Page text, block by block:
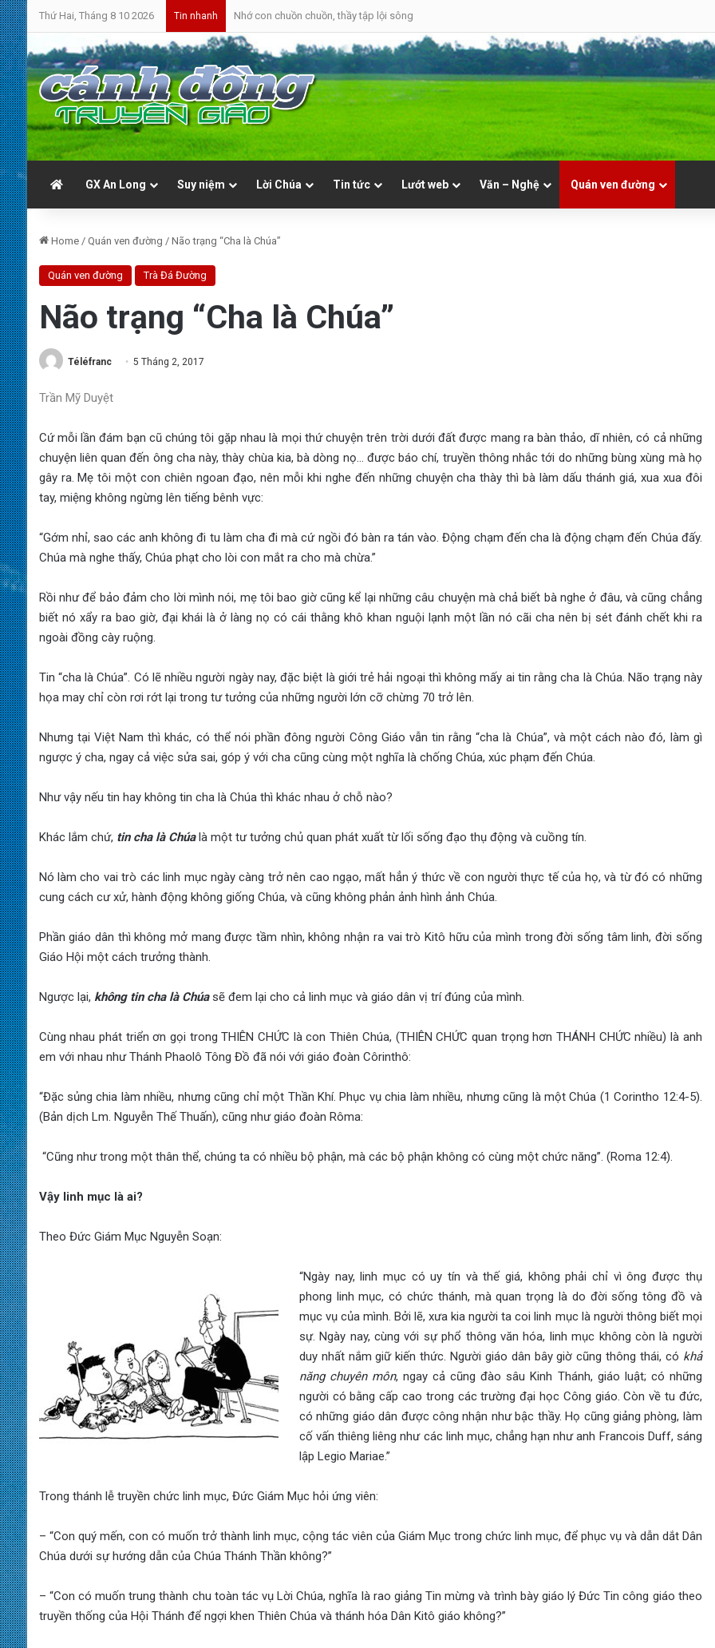
Thứ Hai, Tháng 8 10 2026 Tin nhanh Nhớ con chuồn chuồn, thầy tập lội sông
GX An Long Suy niệm Lời Chúa Tin tức Lướt web Văn – Nghệ Quán ven đường
Home / Quán ven đường / Não trạng “Cha là Chúa”
Quán ven đường Trà Đá Đường
Não trạng “Cha là Chúa”
Téléfranc 5 Tháng 2, 2017
Trần Mỹ Duyệt
Cứ mỗi lần đám bạn cũ chúng tôi gặp nhau là mọi thứ chuyện trên trời dưới đất được mang ra bàn thảo, dĩ nhiên, có cả những
chuyện liên quan đến ông cha này, thày chùa kia, bà dòng nọ… được báo chí, truyền thông nhắc tới do những bùng xùng mà họ
gây ra. Mẹ tôi một con chiên ngoan đạo, nên mỗi khi nghe đến những chuyện cha thày thì bà làm dấu thánh giá, xua xua đôi
tay, miệng không ngừng lên tiếng bênh vực:
“Gớm nhỉ, sao các anh không đi tu làm cha đi mà cứ ngồi đó bàn ra tán vào. Động chạm đến cha là động chạm đến Chúa đấy.
Chúa mà nghe thấy, Chúa phạt cho lòi con mắt ra cho mà chừa.”
Rồi như để bảo đảm cho lời mình nói, mẹ tôi bao giờ cũng kể lại những câu chuyện mà chả biết bà nghe ở đâu, và cũng chẳng
biết nó xẩy ra bao giờ, đại khái là ở làng nọ có cái thằng khô khan nguội lạnh một lần nó cãi cha nên bị sét đánh chết khi ra
ngoài đồng cày ruộng.
Tin “cha là Chúa”. Có lẽ nhiều người ngày nay, đặc biệt là giới trẻ hải ngoại thì không mấy ai tin rằng cha là Chúa. Não trạng này
họa may chỉ còn rơi rớt lại trong tư tưởng của những người lớn cỡ chừng 70 trở lên.
Nhưng tại Việt Nam thì khác, có thể nói phần đông người Công Giáo vẫn tin rằng “cha là Chúa”, và một cách nào đó, làm gì
ngược ý cha, ngay cả việc sửa sai, góp ý với cha cũng cùng một nghĩa là chống Chúa, xúc phạm đến Chúa.
Như vậy nếu tin hay không tin cha là Chúa thì khác nhau ở chỗ nào?
Khác lắm chứ, tin cha là Chúalà một tư tưởng chủ quan phát xuất từ lối sống đạo thụ động và cuồng tín.
Nó làm cho vai trò các linh mục ngày càng trở nên cao ngạo, mất hẳn ý thức về con người thực tế của họ, và từ đó có những
cung cách cư xử, hành động không giống Chúa, và cũng không phản ảnh hình ảnh Chúa.
Phần giáo dân thì không mở mang được tầm nhìn, không nhận ra vai trò Kitô hữu của mình trong đời sống tâm linh, đời sống
Giáo Hội một cách trưởng thành.
Ngược lại, không tin cha là Chúasẽ đem lại cho cả linh mục và giáo dân vị trí đúng của mình.
Cùng nhau phát triển ơn gọi trong THIÊN CHỨC là con Thiên Chúa, (THIÊN CHỨC quan trọng hơn THÁNH CHỨC nhiều) là anh
em với nhau như Thánh Phaolô Tông Đồ đã nói với giáo đoàn Côrinthô:
“Đặc sủng chia làm nhiều, nhưng cũng chỉ một Thần Khí. Phục vụ chia làm nhiều, nhưng cũng là một Chúa (1 Corintho 12:4-5).
(Bản dịch Lm. Nguyễn Thế Thuấn), cũng như giáo đoàn Rôma:
“Cũng như trong một thân thể, chúng ta có nhiều bộ phận, mà các bộ phận không có cùng một chức năng”. (Roma 12:4).
Vậy linh mục l à ai?
Theo Đức Giám Mục Nguyễn Soạn:
“Ngày nay, linh mục có uy tín và thế giá, không phải chỉ vì ông được thụ
phong linh mục, có chức thánh, mà quan trọng là do đời sống tông đồ và
mục vụ của mình. Bởi lẽ, xưa kia người ta coi linh mục là người thông biết mọi
sự. Ngày nay, cùng với sự phổ thông văn hóa, linh mục không còn là người
duy nhất nắm giữ kiến thức. Người giáo dân bây giờ cũng thông thái, có khả
năng chuyên môn, ngay cả cũng đào sâu Kinh Thánh, giáo luật; có những
người có bằng cấp cao trong các trường đại học Công giáo. Còn về tu đức,
có những giáo dân được công nhận như bậc thầy. Họ cũng giảng phòng, làm
cố vấn thiêng liêng như các linh mục, chẳng hạn như anh Francois Duff, sáng
lập Legio Mariae.”
Trong thánh lễ truyền chức linh mục, Đức Giám Mục hỏi ứng viên:
– “Con quý mến, con có muốn trở thành linh mục, cộng tác viên của Giám Mục trong chức linh mục, để phục vụ và dẫn dắt Dân
Chúa dưới sự hướng dẫn của Chúa Thánh Thần không?”
– “Con có muốn trung thành chu toàn tác vụ Lời Chúa, nghĩa là rao giảng Tin mừng và trình bày giáo lý Đức Tin công giáo theo
truyền thống của Hội Thánh để ngợi khen Thiên Chúa và thánh hóa Dân Kitô giáo không?”